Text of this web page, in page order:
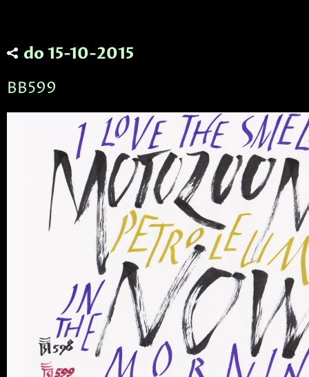
do 15-10-2015
BB599